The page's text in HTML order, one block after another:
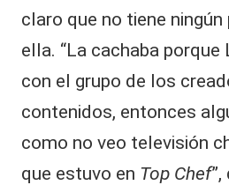
claro que no tiene
ella. “La cachaba porque
con el grupo de los
contenidos, entonces
como no veo televisión
que estuvo en Top Chef